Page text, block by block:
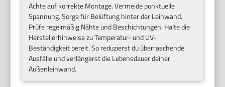
Achte auf korrekte Montage. Vermeide punktuelle
Spannung. Sorge für Belüftung hinter der Leinwand.
Prüfe regelmäßig Nähte und Beschichtungen. Halte die
Herstellerhinweise zu Temperatur- und UV-
Beständigkeit bereit. So reduzierst du überraschende
Ausfälle und verlängerst die Lebensdauer deiner
Außenleinwand.